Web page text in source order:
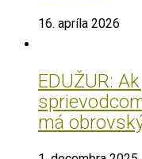
16. apríla 2026
EDUŽUR:
má